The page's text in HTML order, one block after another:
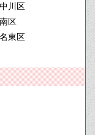
川区
区
東区